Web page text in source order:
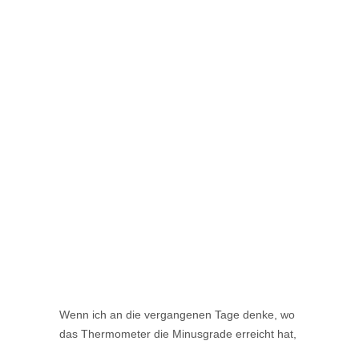
Wenn ich an die vergangenen Tage denke, wo
das Thermometer die Minusgrade erreicht hat,